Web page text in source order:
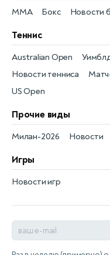
Новости
MMA Бокс
Теннис
Новости тенниса
Australian Open
US Open
Прочие виды
Новости
Милан-2026
Игры
Новости игр